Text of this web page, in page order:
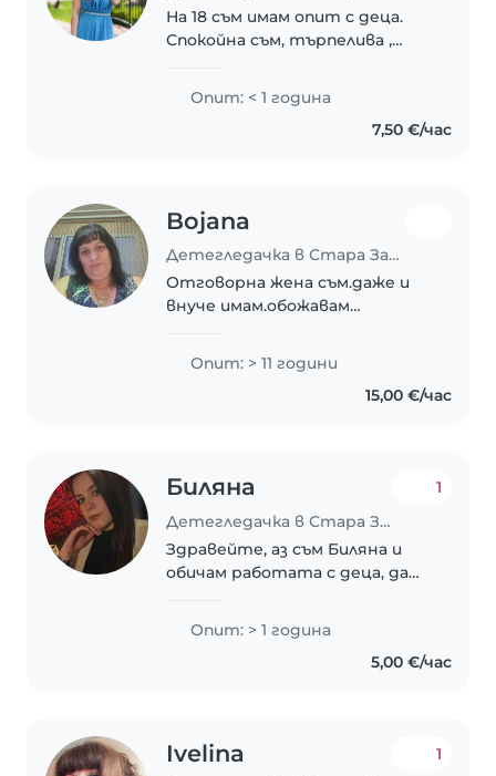
На 18 съм имам опит с деца.
Спокойна съм, търпелива ,
обичат
Опит: < 1 година
7,50 €/час
Bojana
Детегледачка в Стара Загора
Отговорна жена съм.даже и
внуче имам.обожавам
Опит: > 11 години
15,00 €/час
Биляна
Детегледачка в Стара Загора
1
Здравейте, аз съм Биляна и
обичам работата с деца, да
тях. Завършила съм начална и
предучилищна педагогика.
Опит: > 1 година
5,00 €/час
Ivelina 1